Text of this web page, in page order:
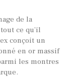
de la
ce qu’il
conçoit un
en or massif
les montres